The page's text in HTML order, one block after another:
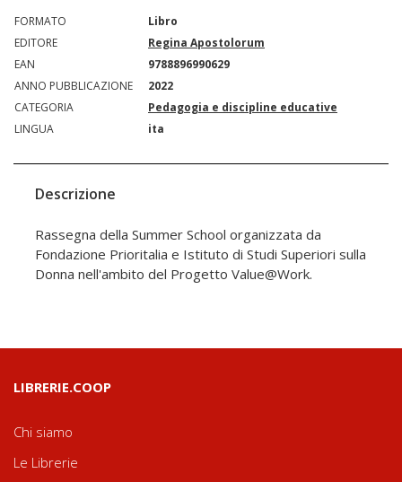
FORMATO
Libro
EDITORE
Regina Apostolorum
EAN
9788896990629
ANNO PUBBLICAZIONE
2022
CATEGORIA
Pedagogia e discipline educative
LINGUA
ita
Descrizione
Rassegna della Summer School organizzata da
Fondazione Prioritalia e Istituto di Studi Superiori sulla
Donna nell'ambito del Progetto Value@Work.
LIBRERIE.COOP
Chi siamo
Le Librerie